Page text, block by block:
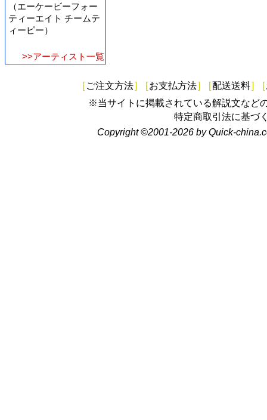
（エーケービーフォー
ティーエイト チームテ
ィーピー）
>>アーティスト一覧
[ ご注文方法] [お支払方法] [配送送料] [
※当サイトに掲載されている解説文など
特定商取引法に基づ
Copyright ©2001-2026 by Quick-